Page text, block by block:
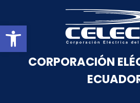
Abrir barra de
CORPORACIÓN